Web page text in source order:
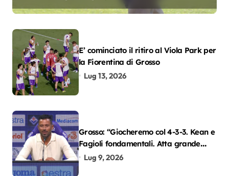
E’ cominciato il ritiro al Viola Park per
la Fiorentina di Grosso
Lug 13, 2026
Grosso: “Giocheremo col 4-3-3. Kean e
Fagioli fondamentali. Atta grande
colpo”
Lug 9, 2026